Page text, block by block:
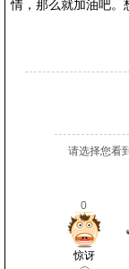
情，那么就加油吧。
请选择您看
0
惊讶